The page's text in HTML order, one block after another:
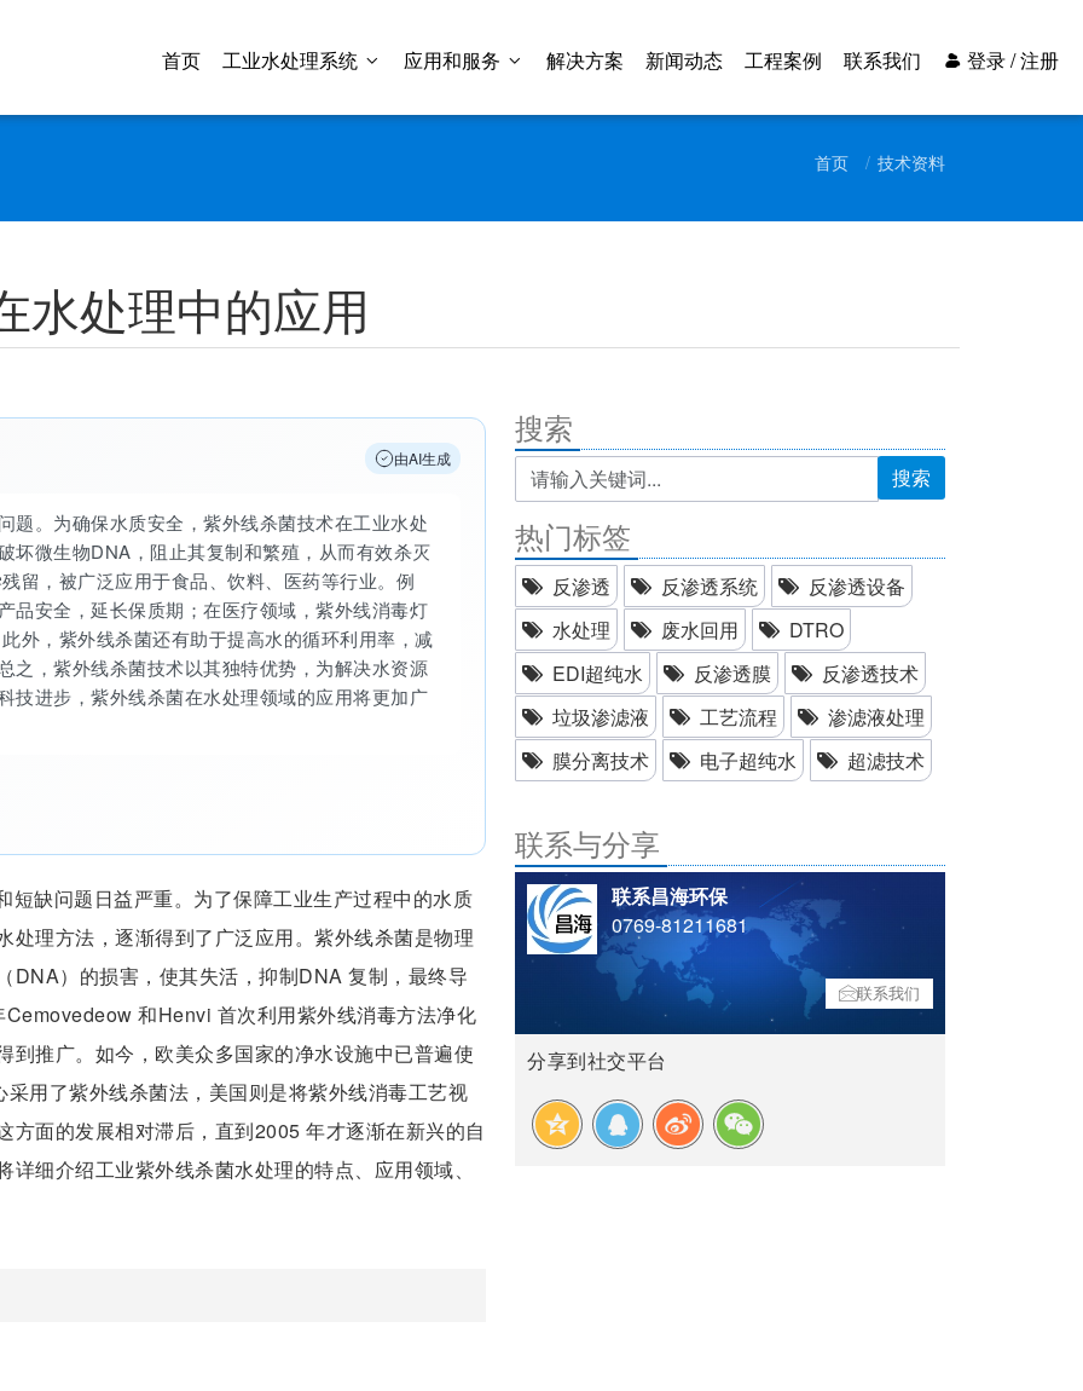
首页 工业水处理系统 应用和服务 解决方案 新闻动态 工程案例 联系我们 登录 / 注册
首页 技术资料
水处理中的应用
由AI生成
题。为确保水质安全，紫外线杀菌技术在工业水处
坏微生物DNA，阻止其复制和繁殖，从而有效杀灭
留，被广泛应用于食品、饮料、医药等行业。例
品安全，延长保质期；在医疗领域，紫外线消毒灯
外，紫外线杀菌还有助于提高水的循环利用率，减
之，紫外线杀菌技术以其独特优势，为解决水资源
技进步，紫外线杀菌在水处理领域的应用将更加广
短缺问题日益严重。为了保障工业生产过程中的水质
理方法，逐渐得到了广泛应用。紫外线杀菌是物理
DNA）的损害，使其失活，抑制DNA 复制，最终导
和Henvi 首次利用紫外线消毒方法净化
推广。如今，欧美众多国家的净水设施中已普遍使
用了紫外线杀菌法，美国则是将紫外线消毒工艺视
面的发展相对滞后，直到2005 年才逐渐在新兴的自
细介绍工业紫外线杀菌水处理的特点、应用领域、
搜索
搜索
热门标签
反渗透 反渗透系统
反渗透设备
水处理
废水回用
DTRO
EDI超纯水
反渗透膜
反渗透技术
垃圾渗滤液
工艺流程
渗滤液处理
膜分离技术
电子超纯水 超滤技术
联系与分享
联系昌海环保
0769-81211681
联系我们
分享到社交平台